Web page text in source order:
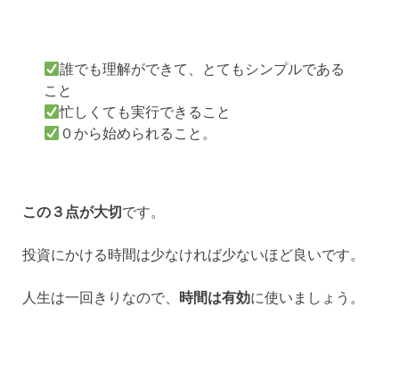
誰でも理解ができて、とてもシンプルである
こと
忙しくても実行できること
０から始められること。
この３点が大切 です。
投資にかける時間は少なければ少ないほど良いです。
人生は一回きりなので、 時間は有効に使いましょう。